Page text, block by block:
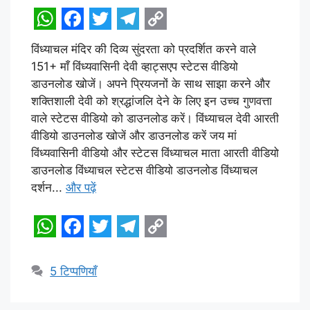
W
h
a
t
s
A
p
p
F
a
c
e
b
o
o
k
T
w
i
t
t
e
r
T
e
l
e
g
r
a
C
o
p
y
L
i
n
विंध्याचल मंदिर की दिव्य सुंदरता को प्रदर्शित करने वाले
151+ माँ विंध्यवासिनी देवी व्हाट्सएप स्टेटस वीडियो
डाउनलोड खोजें। अपने प्रियजनों के साथ साझा करने और
शक्तिशाली देवी को श्रद्धांजलि देने के लिए इन उच्च गुणवत्ता
वाले स्टेटस वीडियो को डाउनलोड करें। विंध्याचल देवी आरती
वीडियो डाउनलोड खोजें और डाउनलोड करें जय मां
विंध्यवासिनी वीडियो और स्टेटस विंध्याचल माता आरती वीडियो
डाउनलोड विंध्याचल स्टेटस वीडियो डाउनलोड विंध्याचल
दर्शन... और पढ़ें
h
a w
5 टिप्पणियाँ